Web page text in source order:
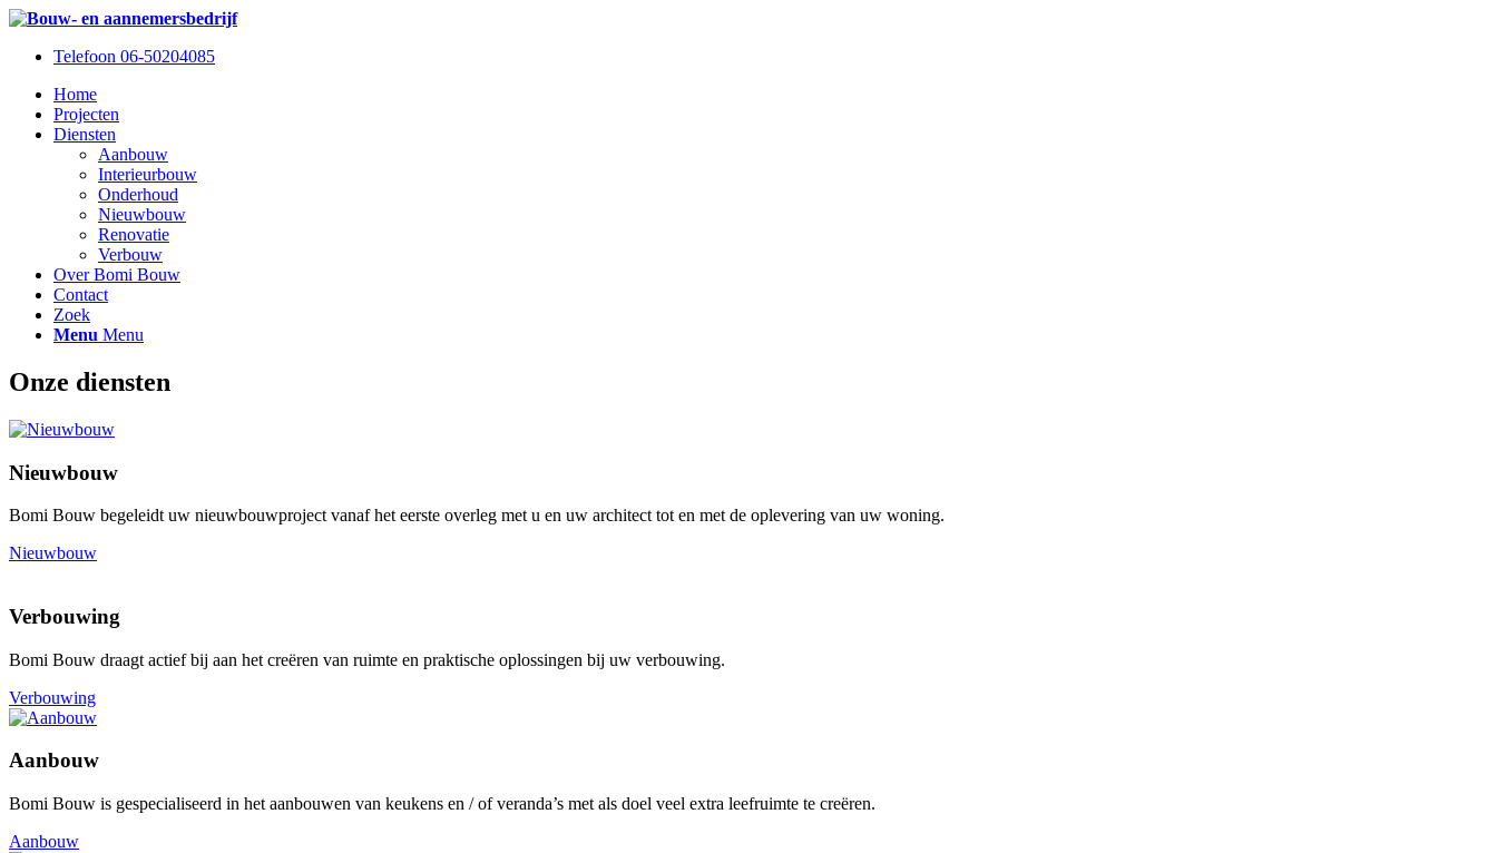
Telefoon 06-50204085
Home
Projecten
Diensten
Aanbouw
Interieurbouw
Onderhoud
Nieuwbouw
Renovatie
Verbouw
Over Bomi Bouw
Contact
Zoek
Menu Menu
Onze diensten
Nieuwbouw
Bomi Bouw begeleidt uw nieuwbouwproject vanaf het eerste overleg met u en uw architect tot en met de oplevering van uw woning.
Nieuwbouw
Verbouwing
Bomi Bouw draagt actief bij aan het creëren van ruimte en praktische oplossingen bij uw verbouwing.
Verbouwing
Aanbouw
Bomi Bouw is gespecialiseerd in het aanbouwen van keukens en / of veranda’s met als doel veel extra leefruimte te creëren.
Aanbouw